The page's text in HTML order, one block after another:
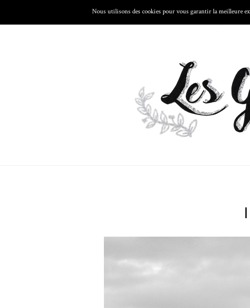
LES VOYAGES LA CUISINE LA
Nous utilisons des cookies pour vous garantir la meilleure